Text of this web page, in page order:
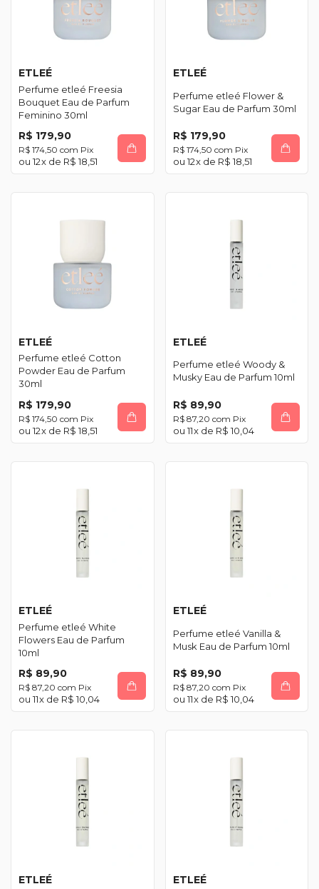
ETLEÉ
Perfume etleé Freesia
Bouquet Eau de Parfum
Feminino 30ml
R$ 179,90
R$ 174,50 com Pix
12x de R$ 18,51
ETLEÉ
Perfume etleé Flower &
Sugar Eau de Parfum 30ml
R$ 179,90
R$ 174,50 com Pix
12x de R$ 18,51
ETLEÉ
Perfume etleé Cotton
Powder Eau de Parfum
30ml
R$ 179,90
R$ 174,50 com Pix
12x de R$ 18,51
ETLEÉ
Perfume etleé Woody &
Musky Eau de Parfum 10ml
R$ 89,90
R$ 87,20 com Pix
11x de R$ 10,04
ETLEÉ
Perfume etleé White
Flowers Eau de Parfum
10ml
R$ 89,90
R$ 87,20 com Pix
11x de R$ 10,04
ETLEÉ
Perfume etleé Vanilla &
Musk Eau de Parfum 10ml
R$ 89,90
R$ 87,20 com Pix
11x de R$ 10,04
ETLEÉ ETLEÉ